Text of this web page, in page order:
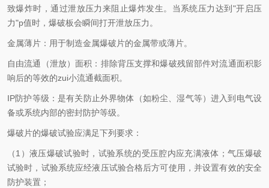
致爆炸时，通过泄放压力来阻止爆炸发生。当系统压力达到"开启压
力"p值时，爆破板会瞬间打开泄放压力。
金属薄片：用于制造金属爆破片的金属带或薄片。
自由流通（泄放）面积：排除背压支撑和爆破残留部件对流通面积影
响后的等效的zui小流通截面积。
IP防护等级：是有关防止外界物体（如粉尘、湿气等）进入到电气设
备或系统内部的密封防护等级。
爆破片的爆破试验应满足下列要求：
（1）液压爆破试验时，试验系统的受压腔内应充满液体；气压爆破
试验时，试验系统应经液压试验合格后方可使用，并设置有效的安全
防护装置；